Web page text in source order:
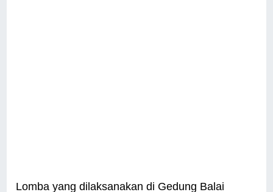
Lomba yang dilaksanakan di Gedung Balai